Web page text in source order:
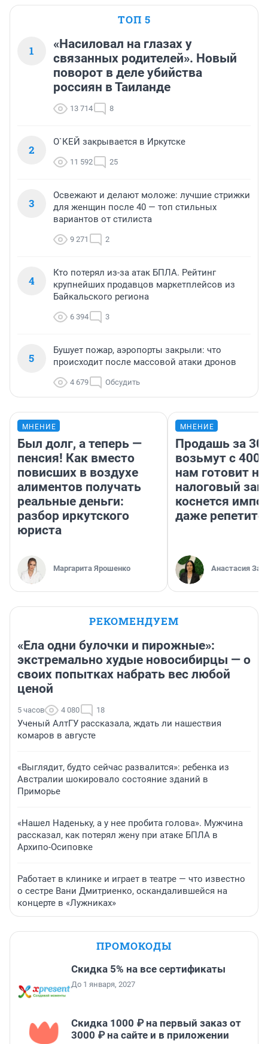
ТОП 5
1
«Насиловал на глазах у
связанных родителей». Новый
поворот в деле убийства
россиян в Таиланде
13 714 8
2
О`КЕЙ закрывается в Иркутске
11 592 25
3
Освежают и делают моложе: лучшие стрижки
для женщин после 40 — топ стильных
вариантов от стилиста
9 271 2
4
Кто потерял из-за атак БПЛА. Рейтинг
крупнейших продавцов маркетплейсов из
Байкальского региона
6 394 3
5
Бушует пожар, аэропорты закрыли: что
происходит после массовой атаки дронов
4 679 Обсудить
МНЕНИЕ
Был долг, а теперь —
пенсия! Как вместо
повисших в воздухе
алиментов получать
реальные деньги:
разбор иркутского
юриста
Маргарита Ярошенко
МНЕНИЕ
Продашь за
возьмут с
нам готовит
налоговый
коснется
даже
Анастасия
РЕКОМЕНДУЕМ
«Ела одни булочки и пирожные»:
экстремально худые новосибирцы — о
своих попытках набрать вес любой
ценой
5 часов 4 080 18
Ученый АлтГУ рассказала, ждать ли нашествия
комаров в августе
«Выглядит, будто сейчас развалится»: ребенка из
Австралии шокировало состояние зданий в
Приморье
«Нашел Наденьку, а у нее пробита голова». Мужчина
рассказал, как потерял жену при атаке БПЛА в
Архипо-Осиповке
Работает в клинике и играет в театре — что известно
о сестре Вани Дмитриенко, оскандалившейся на
концерте в «Лужниках»
ПРОМОКОДЫ
Скидка 5% на все сертификаты
До 1 января, 2027
Скидка 1000 ₽ на первый заказ от
3000 ₽ на сайте и в приложении